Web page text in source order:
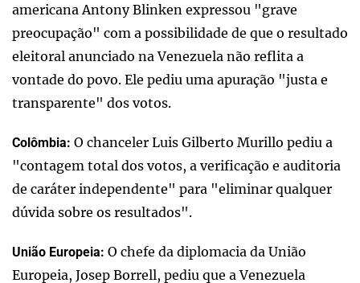
americana Antony Blinken expressou "grave
preocupação" com a possibilidade de que o resultado
eleitoral anunciado na Venezuela não reflita a
vontade do povo. Ele pediu uma apuração "justa e
transparente" dos votos.
Colômbia: O chanceler Luis Gilberto Murillo pediu a
"contagem total dos votos, a verificação e auditoria
de caráter independente" para "eliminar qualquer
dúvida sobre os resultados".
União Europeia: O chefe da diplomacia da União
Europeia, Josep Borrell, pediu que a Venezuela